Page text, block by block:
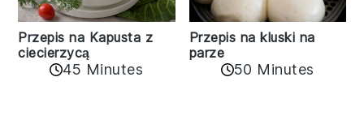
Przepis na Kapusta z
ciecierzycą
45 Minutes
Przepis na kluski na
parze
50 Minutes